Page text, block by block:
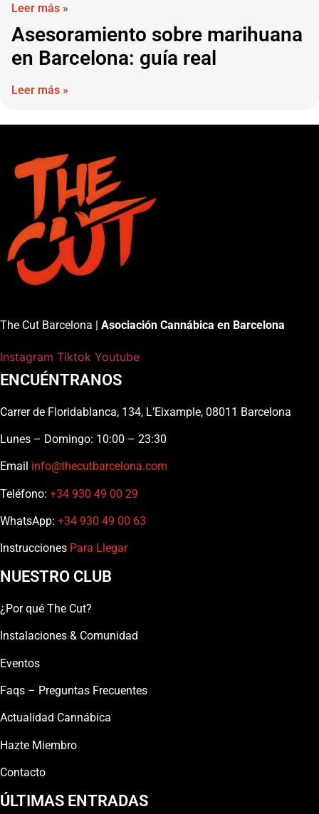
Leer más »
Asesoramiento sobre marihuana
en Barcelona: guía real
Leer más »
The Cut Barcelona | Asociación Cannábica en Barcelona
Instagram Tiktok Youtube
ENCUÉNTRANOS
Carrer de Floridablanca, 134, L’Eixample, 08011 Barcelona
Lunes – Domingo: 10:00 – 23:30
Email info@thecutbarcelona.com
Teléfono: +34 930 49 00 29
WhatsApp: +34 930 49 00 63
Instrucciones Para Llegar
NUESTRO CLUB
¿Por qué The Cut?
Instalaciones & Comunidad
Eventos
Faqs – Preguntas Frecuentes
Actualidad Cannábica
Hazte Miembro
Contacto
ÚLTIMAS ENTRADAS